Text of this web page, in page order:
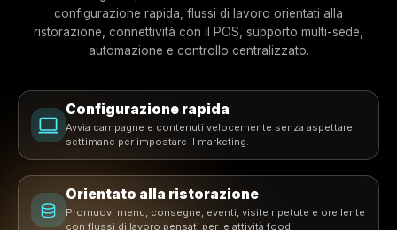
Asporto e Consegna Bar e Gastropub